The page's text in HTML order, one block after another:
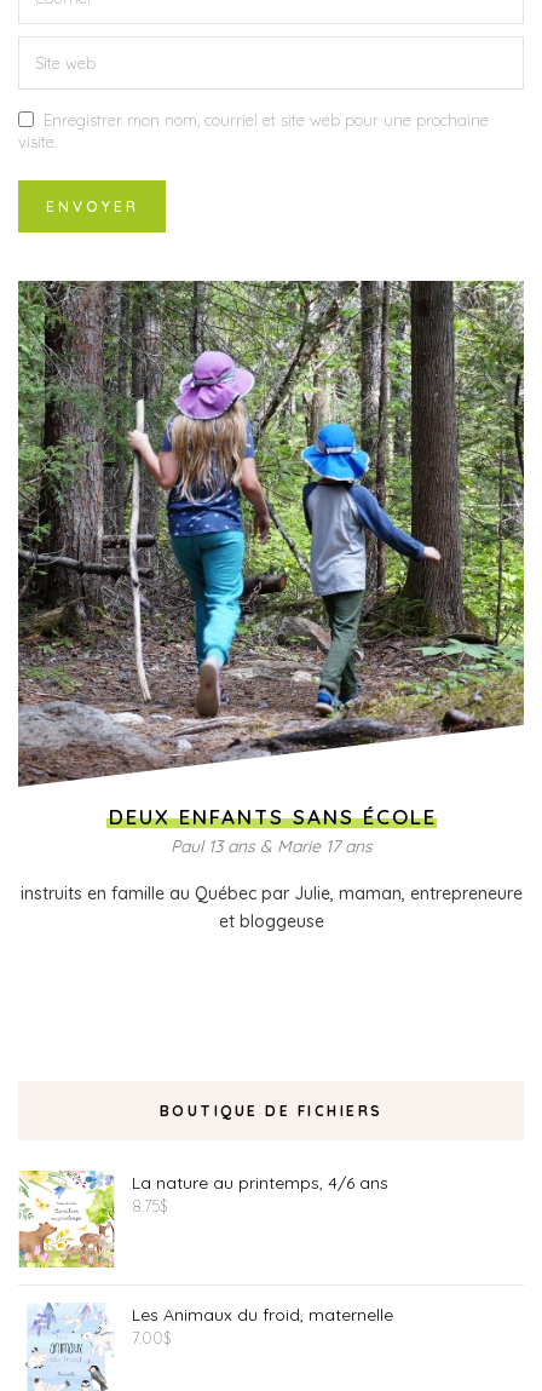
Enregistrer mon nom, courriel et site web pour une prochaine
visite.
DEUX ENFANTS SANS ÉCOLE
Paul 13 ans & Marie 17 ans
instruits en famille au Québec par Julie, maman, entrepreneure
et bloggeuse
BOUTIQUE DE FICHIERS
La nature au printemps, 4/6 ans
8.75$
Les Animaux du froid, maternelle
7.00$